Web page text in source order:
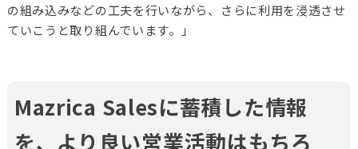
の組み込みなどの工夫を行いながら、さらに利用を浸透させ
ていこうと取り組んでいます。」
Mazrica Salesに蓄積した情報
を、より良い営業活動はもちろ